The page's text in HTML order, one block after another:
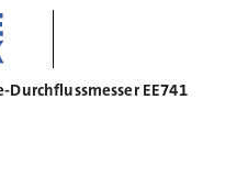
Durchflussmesser EE741